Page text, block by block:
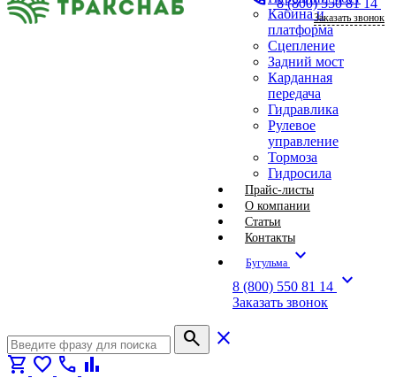
Кабина и
платформа
Сцепление
Задний мост
Карданная
передача
Гидравлика
Рулевое
управление
Тормоза
Гидросила
Прайс-листы
О компании
Статьи
Контакты
Бугульма expand_more
8 (800) 550 81 14 expand_more
Заказать звонок
Заказать звонок
search
close
shopping_cart favorite call bar_chart